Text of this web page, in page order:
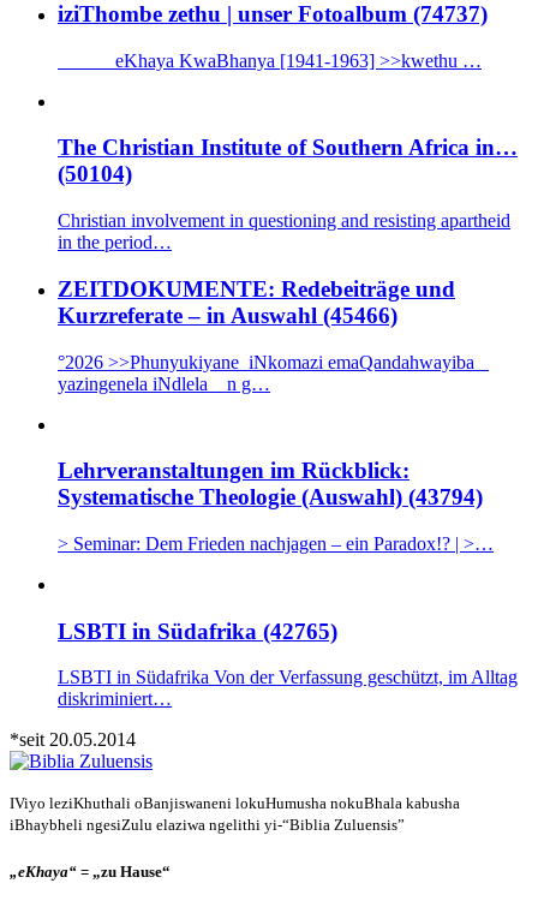
iziThombe zethu | unser Fotoalbum (74737)
eKhaya KwaBhanya [1941-1963] >>kwethu …
The Christian Institute of Southern Africa in…
(50104)
Christian involvement in questioning and resisting apartheid
in the period…
ZEITDOKUMENTE: Redebeiträge und
Kurzreferate – in Auswahl (45466)
°2026 >>Phunyukiyane iNkomazi emaQandahwayiba _
yazingenela iNdlela n g…
Lehrveranstaltungen im Rückblick:
Systematische Theologie (Auswahl) (43794)
> Seminar: Dem Frieden nachjagen – ein Paradox!? | >…
LSBTI in Südafrika (42765)
LSBTI in Südafrika Von der Verfassung geschützt, im Alltag
diskriminiert…
*seit 20.05.2014
IViyo leziKhuthali oBanjiswaneni lokuHumusha nokuBhala kabusha
iBhaybheli ngesiZulu elaziwa ngelithi yi-“Biblia Zuluensis”
„eKhaya“ = „zu Hause“